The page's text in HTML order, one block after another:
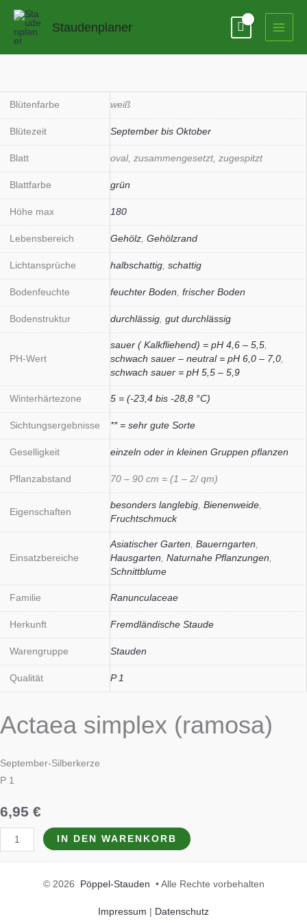
Zum
springen
Staudenplaner
Blütenfarbe weiß
Blütezeit September bis Oktober
Blatt oval, zusammengesetzt, zugespitzt
Blattfarbe grün
Höhe max 180
Lebensbereich Gehölz Gehölzrand
Lichtansprüche halbschattig schattig
Bodenfeuchte feuchter Boden frischer Boden
Bodenstruktur durchlässig gut durchlässig
PH-Wert
sauer ( Kalkfliehend) = pH 4,6 – 5,5
schwach sauer – neutral = pH 6,0 – 7,0
schwach sauer = pH 5,5 – 5,9
Winterhärtezone 5 = (-23,4 bis -28,8 °C)
Sichtungsergebnisse ** = sehr gute Sorte
Geselligkeit einzeln oder in kleinen Gruppen pflanzen
Pflanzabstand 70 – 90 cm = (1 – 2/ qm)
Eigenschaften
besonders langlebig Bienenweide
Fruchtschmuck
Einsatzbereiche
Asiatischer Garten Bauerngarten
Hausgarten Naturnahe Pflanzungen
Schnittblume
Familie Ranunculaceae
Herkunft Fremdländische Staude
Warengruppe Stauden
Qualität P 1
Actaea simplex (ramosa)
September-Silberkerze
P 1
6,95 €
IN DEN WARENKORB
© 2026 Pöppel-Stauden • Alle Rechte vorbehalten
Impressum | Datenschutz